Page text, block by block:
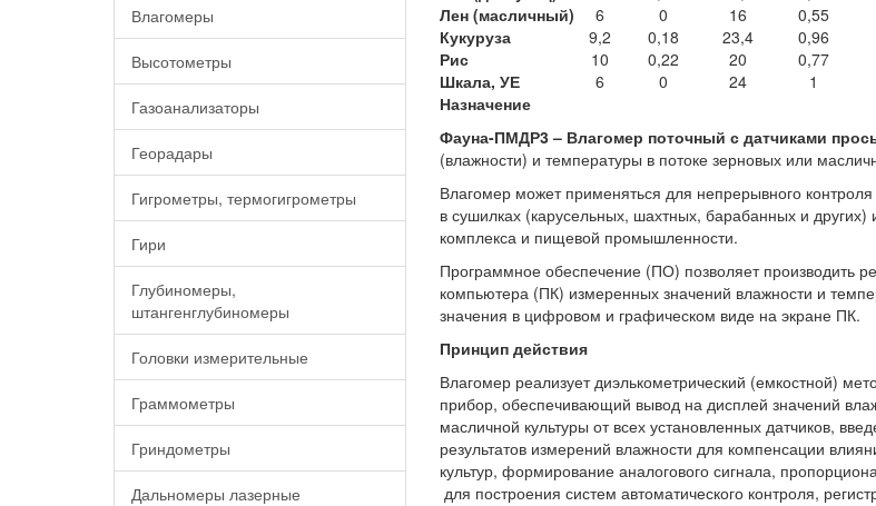
Влагомеры
Высотометры
Газоанализаторы
Георадары
Гигрометры, термогигрометры
Гири
Глубиномеры,
штангенглубиномеры
Головки измерительные
Граммометры
Гриндометры
Дальномеры лазерные
Лен (масличный)
6 0 16
0,55
Кукуруза
9,2 0,18 23,4
0,96
Рис
10 0,22 20
0,77
Шкала, УЕ
6 0 24
1
Назначение
Фауна-ПМДР3 – Влагомер поточный с датчиками
(влажности) и температуры в потоке зерновых или
Влагомер может применяться для непрерывного
в сушилках (карусельных, шахтных, барабанных и
комплекса и пищевой промышленности.
Программное обеспечение (ПО) позволяет производить
компьютера (ПК) измеренных значений влажности и
значения в цифровом и графическом виде на экране ПК.
Принцип действия
Влагомер реализует диэлькометрический (емкостной)
прибор, обеспечивающий вывод на дисплей значений
масличной культуры от всех установленных датчиков,
результатов измерений влажности для компенсации
культур, формирование аналогового сигнала,
для построения систем автоматического контроля,